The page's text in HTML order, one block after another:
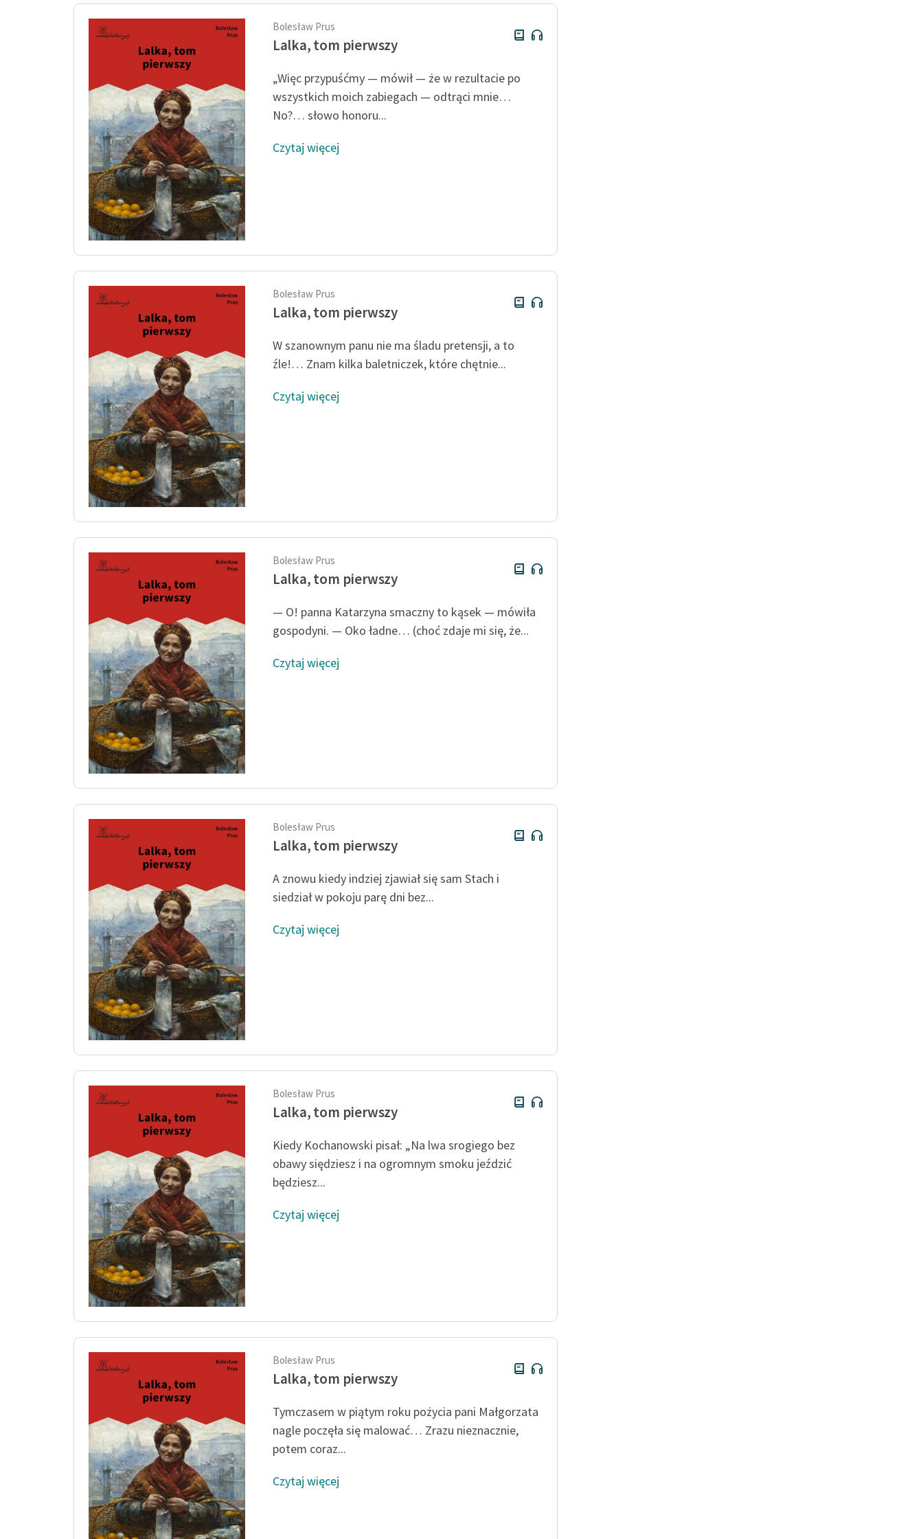
Bolesław Prus
Lalka, tom pierwszy
„Więc przypuśćmy — mówił — że w rezultacie po
wszystkich moich zabiegach — odtrąci mnie…
No?… słowo honoru...
Czytaj więcej
Bolesław Prus
Lalka, tom pierwszy
W szanownym panu nie ma śladu pretensji, a to
źle!… Znam kilka baletniczek, które chętnie...
Czytaj więcej
Bolesław Prus
Lalka, tom pierwszy
— O! panna Katarzyna smaczny to kąsek — mówiła
gospodyni. — Oko ładne… (choć zdaje mi się, że...
Czytaj więcej
Bolesław Prus
Lalka, tom pierwszy
A znowu kiedy indziej zjawiał się sam Stach i
siedział w pokoju parę dni bez...
Czytaj więcej
Bolesław Prus
Lalka, tom pierwszy
Kiedy Kochanowski pisał: „Na lwa srogiego bez
obawy siędziesz i na ogromnym smoku jeździć
będziesz...
Czytaj więcej
Bolesław Prus
Lalka, tom pierwszy
Tymczasem w piątym roku pożycia pani Małgorzata
nagle poczęła się malować… Zrazu nieznacznie,
potem coraz...
Czytaj więcej